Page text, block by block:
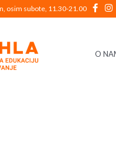
osim subote, 11.30-21.00
O